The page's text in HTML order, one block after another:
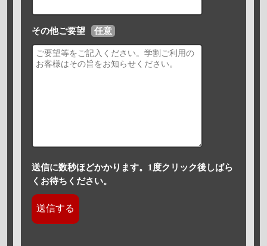
その他ご要望 任意
送信に数秒ほどかかります。1度クリック後しばら
くお待ちください。